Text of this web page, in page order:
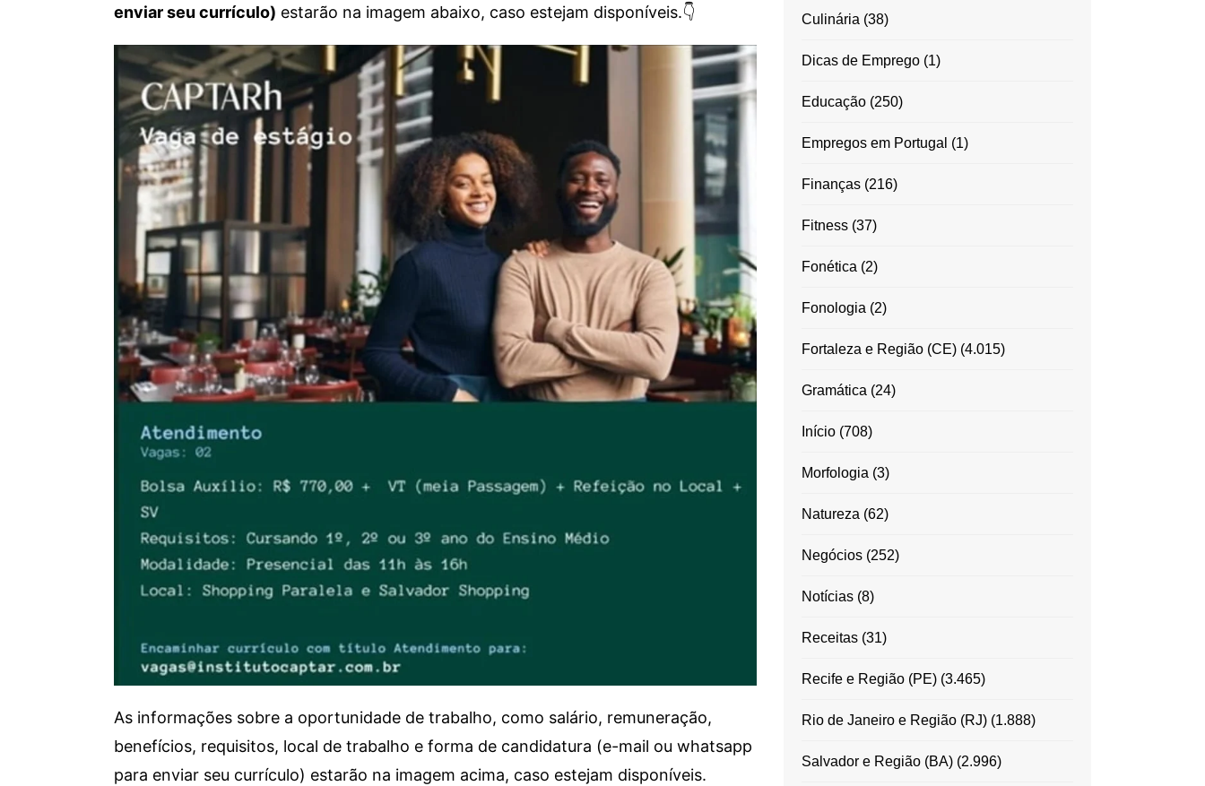
enviar seu currículo) estarão na imagem abaixo, caso estejam disponíveis.👇
As informações sobre a oportunidade de trabalho, como salário, remuneração,
benefícios, requisitos, local de trabalho e forma de candidatura (e-mail ou whatsapp
para enviar seu currículo) estarão na imagem acima, caso estejam disponíveis.
Culinária (38)
Dicas de Emprego(1)
Educação(250)
Empregos em Portugal (1)
Finanças(216)
Fitness(37)
Fonética (2)
Fonologia (2)
Fortaleza e Região (CE)(4.015)
Gramática (24)
Início(708)
Morfologia (3)
Natureza (62)
Negócios(252)
Notícias(8)
Receitas(31)
Recife e Região (PE)(3.465)
Rio de Janeiro e Região (RJ)(1.888)
Salvador e Região (BA)(2.996)